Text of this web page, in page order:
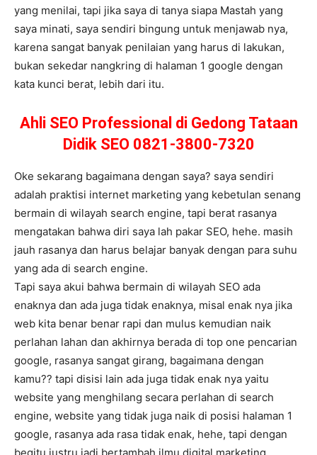
yang menilai, tapi jika saya di tanya siapa Mastah yang
saya minati, saya sendiri bingung untuk menjawab nya,
karena sangat banyak penilaian yang harus di lakukan,
bukan sekedar nangkring di halaman 1 google dengan
kata kunci berat, lebih dari itu.
Ahli SEO Professional di Gedong Tataan
Didik SEO 0821-3800-7320
Oke sekarang bagaimana dengan saya? saya sendiri
adalah praktisi internet marketing yang kebetulan senang
bermain di wilayah search engine, tapi berat rasanya
mengatakan bahwa diri saya lah pakar SEO, hehe. masih
jauh rasanya dan harus belajar banyak dengan para suhu
yang ada di search engine.
Tapi saya akui bahwa bermain di wilayah SEO ada
enaknya dan ada juga tidak enaknya, misal enak nya jika
web kita benar benar rapi dan mulus kemudian naik
perlahan lahan dan akhirnya berada di top one pencarian
google, rasanya sangat girang, bagaimana dengan
kamu?? tapi disisi lain ada juga tidak enak nya yaitu
website yang menghilang secara perlahan di search
engine, website yang tidak juga naik di posisi halaman 1
google, rasanya ada rasa tidak enak, hehe, tapi dengan